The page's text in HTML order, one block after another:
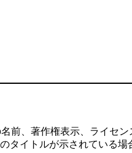
、著作権表示、ライセ
タイトルが示されている